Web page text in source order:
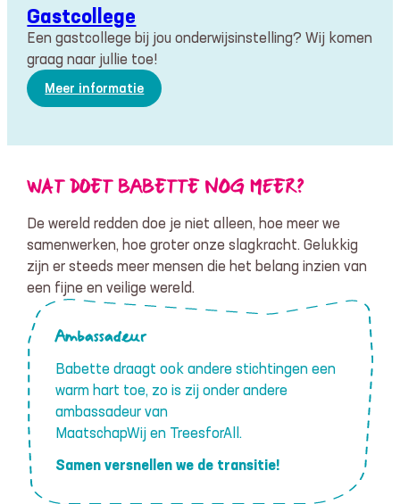
Gastcollege
Een gastcollege bij jou onderwijsinstelling? Wij komen
graag naar jullie toe!
Meer informatie:
Gastcollege
WAT DOET BABETTE NOG MEER?
De wereld redden doe je niet alleen, hoe meer we
samenwerken, hoe groter onze slagkracht. Gelukkig
zijn er steeds meer mensen die het belang inzien van
een fijne en veilige wereld.
Ambassadeur
Babette draagt ook andere stichtingen een
warm hart toe, zo is zij onder andere
ambassadeur van
MaatschapWij en TreesforAll.
Samen versnellen we de transitie!